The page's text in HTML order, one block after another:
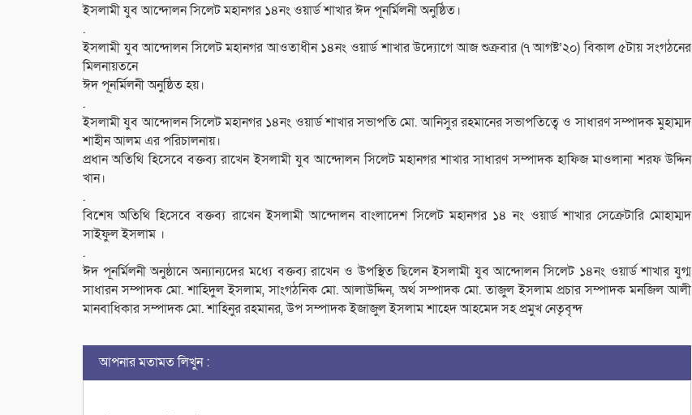
ইসলামী যুব আন্দোলন সিলেট মহানগর ১৪নং ওয়ার্ড শাখার ঈদ পূনর্মিলনী অনুষ্ঠিত।
.
ইসলামী যুব আন্দোলন সিলেট মহানগর আওতাধীন ১৪নং ওয়ার্ড শাখার উদ্যোগে আজ শুক্রবার (৭ আগষ্ট’২০) বিকাল ৫টায় সংগঠনের
মিলনায়তনে
ঈদ পূনর্মিলনী অনুষ্ঠিত হয়।
.
ইসলামী যুব আন্দোলন সিলেট মহানগর ১৪নং ওয়ার্ড শাখার সভাপতি মো. আনিসুর রহমানের সভাপতিত্বে ও সাধারণ সম্পাদক মুহাম্মদ
শাহীন আলম এর পরিচালনায়।
প্রধান অতিথি হিসেবে বক্তব্য রাখেন ইসলামী যুব আন্দোলন সিলেট মহানগর শাখার সাধারণ সম্পাদক হাফিজ মাওলানা শরফ উদ্দিন
খান।
.
বিশেষ অতিথি হিসেবে বক্তব্য রাখেন ইসলামী আন্দোলন বাংলাদেশ সিলেট মহানগর ১৪ নং ওয়ার্ড শাখার সেক্রেটারি মোহাম্মদ
সাইফুল ইসলাম ।
.
ঈদ পূনর্মিলনী অনুষ্ঠানে অন্যান্যদের মধ্যে বক্তব্য রাখেন ও উপস্থিত ছিলেন ইসলামী যুব আন্দোলন সিলেট ১৪নং ওয়ার্ড শাখার যুগ্ম
সাধারন সম্পাদক মো. শাহিদুল ইসলাম, সাংগঠনিক মো. আলাউদ্দিন, অর্থ সম্পাদক মো. তাজুল ইসলাম প্রচার সম্পাদক মনজিল আলী
মানবাধিকার সম্পাদক মো. শাহিনুর রহমানর, উপ সম্পাদক ইজাজুল ইসলাম শাহেদ আহমেদ সহ প্রমুখ নেতৃবৃন্দ
আপনার মতামত লিখুন :